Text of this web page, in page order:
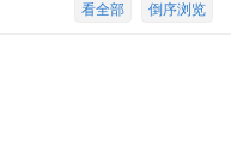
倒序浏览
看全部